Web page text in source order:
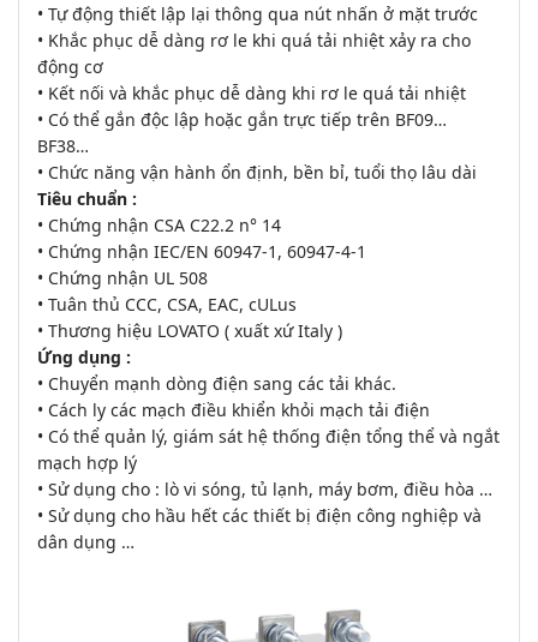
• Tự động thiết lập lại thông qua nút nhấn ở mặt trước
• Khắc phục dễ dàng rơ le khi quá tải nhiệt xảy ra cho
động cơ
• Kết nối và khắc phục dễ dàng khi rơ le quá tải nhiệt
• Có thể gắn độc lập hoặc gắn trực tiếp trên BF09…
BF38…
• Chức năng vận hành ổn định, bền bỉ, tuổi thọ lâu dài
Tiêu chuẩn :
• Chứng nhận CSA C22.2 n° 14
• Chứng nhận IEC/EN 60947-1, 60947-4-1
• Chứng nhận UL 508
• Tuân thủ CCC, CSA, EAC, cULus
• Thương hiệu LOVATO ( xuất xứ Italy )
Ứng dụng :
• Chuyển mạnh dòng điện sang các tải khác.
• Cách ly các mạch điều khiển khỏi mạch tải điện
• Có thể quản lý, giám sát hệ thống điện tổng thể và ngắt
mạch hợp lý
• Sử dụng cho : lò vi sóng, tủ lạnh, máy bơm, điều hòa …
• Sử dụng cho hầu hết các thiết bị điện công nghiệp và
dân dụng …